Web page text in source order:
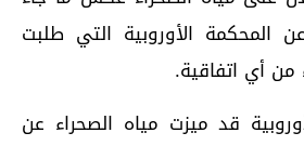
المحكمة الأوروبية التي طلبت
من أي اتفاقية.
قد ميزت مياه الصحراء عن